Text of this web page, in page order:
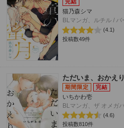
猫乃森シマ
(4.1)
投稿数49件
ただいま、おかえり
いちかわ壱
(4.6)
投稿数810件